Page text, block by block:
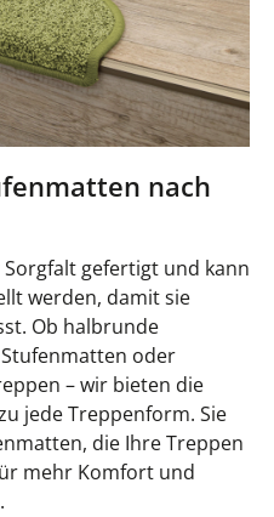
nach
gefertigt und kann
werden, damit sie
Ob halbrunde
oder
– wir bieten die
jede Treppenform. Sie
die Ihre Treppen
mehr Komfort und